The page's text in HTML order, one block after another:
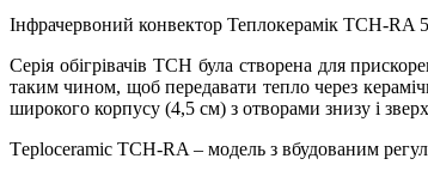
Інфрачервоний конвектор Теплокерамік ТСН-RA
Серія обігрівачів ТСН була створена для
таким чином, щоб передавати тепло через
широкого корпусу (4,5 см) з отворами знизу і
Тeploceramic ТСН-RA – модель з вбудованим